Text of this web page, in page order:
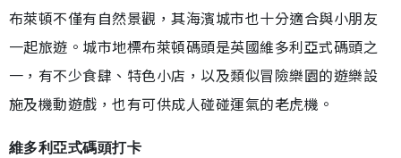
布萊頓不僅有自然景觀，其海濱城市也十分適合與小朋友
一起旅遊。城市地標布萊頓碼頭是英國維多利亞式碼頭之
一，有不少食肆、特色小店，以及類似冒險樂園的遊樂設
施及機動遊戲，也有可供成人碰碰運氣的老虎機。
維多利亞式碼頭打卡